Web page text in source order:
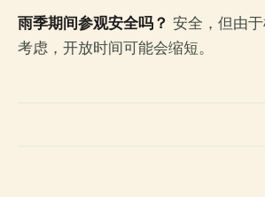
雨季期间参观安全吗？ 安全，但由
考虑，开放时间可能会缩短。